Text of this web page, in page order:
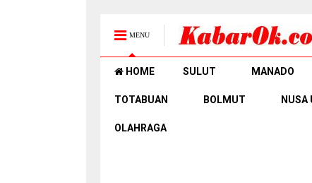
MENU
HOME SULUT MANADO
TOTABUAN BOLMUT NUSA
OLAHRAGA